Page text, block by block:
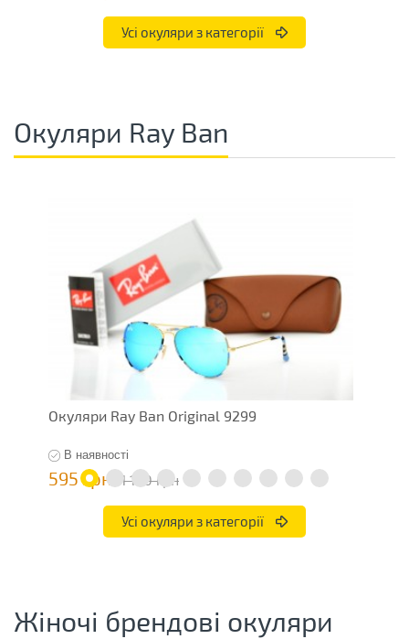
Усі окуляри з категорії
Окуляри Ray Ban
Окуляри Ray Ban Original 9299
В наявності
595 грн 1 190 грн
Усі окуляри з категорії
Жіночі брендові окуляри